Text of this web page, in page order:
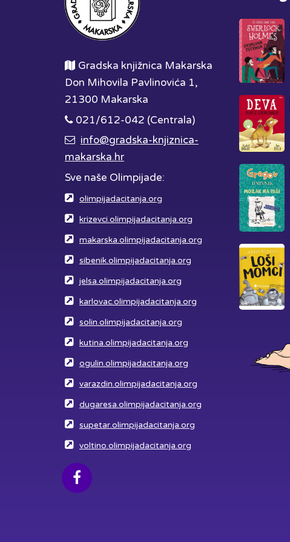
Gradska knjižnica Makarska
Don Mihovila Pavlinovića 1,
21300 Makarska
021/612-042 (Centrala)
info@gradska-knjiznica-
makarska.hr
Sve naše Olimpijade:
olimpijadacitanja.org
krizevci.olimpijadacitanja.org
makarska.olimpijadacitanja.org
sibenik.olimpijadacitanja.org
jelsa.olimpijadacitanja.org
karlovac.olimpijadacitanja.org
solin.olimpijadacitanja.org
kutina.olimpijadacitanja.org
ogulin.olimpijadacitanja.org
varazdin.olimpijadacitanja.org
dugaresa.olimpijadacitanja.org
supetar.olimpijadacitanja.org
voltino.olimpijadacitanja.org